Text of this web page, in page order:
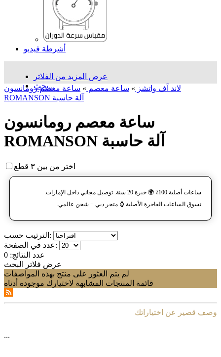
أشرطة فيديو
عرض المزيد من الفلاتر
بحث...
لاند آف واتشز » ساعة معصم » ساعة معصم رومانسون
ROMANSON آلة حاسبة
ساعة معصم رومانسون
ROMANSON آلة حاسبة
اختر من بين ٣ قطع
ساعات أصلية 100٪ 🌍 خبرة 20 سنة. توصيل مجاني داخل الإمارات.
تسوق الساعات الفاخرة الأصلية ⌚️ متجر دبي + شحن عالمي.
الترتيب حسب:
عدد في الصفحة:
عدد النتائج: 0
عرض فلاتر البحث
لم يتم العثور على منتج بهذه المواصفات
قائمة المنتجات المشابهة لاختيارك موجودة أدناه
وصف قصير عن اختياراتك
...